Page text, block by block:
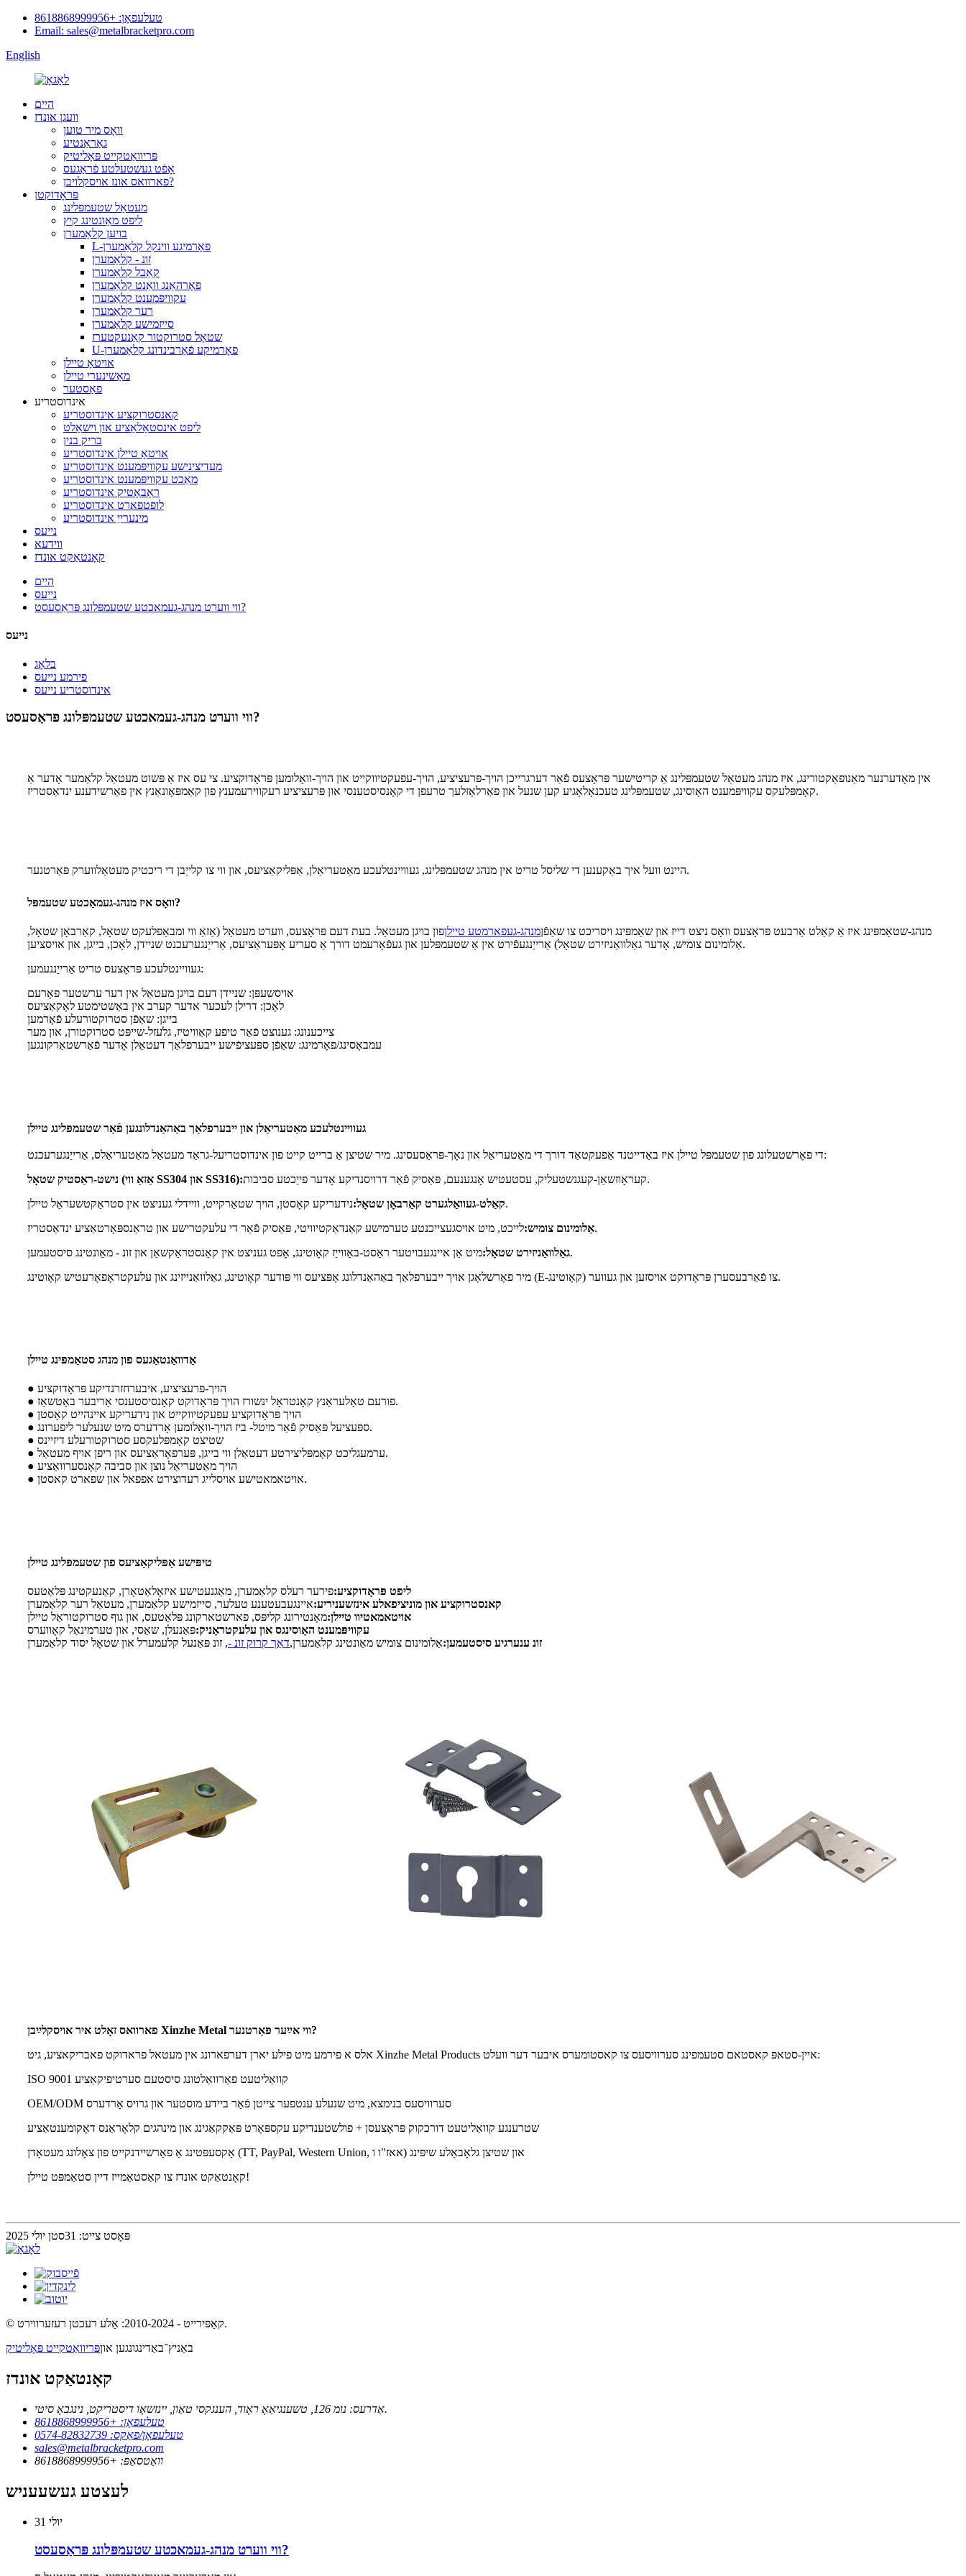
טעלעפאָן: +8618868999956
Email: sales@metalbracketpro.com
English
היים
וועגן אונדז
וואָס מיר טוען
גאַראַנטיע
פּריוואַטקייט פּאָליטיק
אָפֿט געשטעלטע פֿראַגעס
פארוואס אונז אויסקלויבן?
פּראָדוקטן
מעטאַל שטעמפּלינג
ליפט מאַונטינג קיץ
בויען קלאַמערן
L-פאָרמיגע ווינקל קלאַמערן
זונ - קלאַמערן
קאַבל קלאַמערן
פאָרהאַנג וואַנט קלאַמערן
עקוויפּמענט קלאַמערן
רער קלאַמערן
סייזמישע קלאַמערן
שטאָל סטרוקטור קאַנעקטערז
U-פאָרמיקע פֿאַרבינדונג קלאַמערן
אויטאָ טיילן
מאַשינערי טיילן
פאַסטער
אינדוסטריע
קאנסטרוקציע אינדוסטריע
ליפט אינסטאַלאַציע און וישאַלט
בריק בנין
אויטאָ טיילן אינדוסטריע
מעדיצינישע עקוויפּמענט אינדוסטריע
מאַכט עקוויפּמענט אינדוסטריע
ראָבאָטיק אינדוסטריע
לופטפארט אינדוסטריע
מינערייַ אינדוסטריע
נייעס
ווידעא
קאָנטאַקט אונדז
היים
נייעס
ווי ווערט מנהג-געמאכטע שטעמפּלונג פּראַסעסט?
נייעס
בלאָג
פירמע נייעס
אינדוסטריע נייעס
ווי ווערט מנהג-געמאכטע שטעמפּלונג פּראַסעסט?
אין מאָדערנער מאַנופאַקטורינג, איז מנהג מעטאַל שטעמפּלינג אַ קריטישער פּראָצעס פֿאַר דערגרייכן הויך-פּרעציציע, הויך-עפעקטיווקייט און הויך-וואָלומען פּראָדוקציע. צי עס איז אַ פּשוט מעטאַל קלאַמער אָדער אַ
קאָמפּלעקס עקוויפּמענט האָוסינג, שטעמפּלינג טעכנאָלאָגיע קען שנעל און פאַרלאָזלעך טרעפן די קאָנסיסטענסי און פּרעציציע רעקווירעמענץ פון קאַמפּאָונאַנץ אין פאַרשידענע ינדאַסטריז.
היינט וועל איך באַקענען די שליסל טריט אין מנהג שטעמפּלינג, געוויינטלעכע מאַטעריאַלן, אַפּליקאַציעס, און ווי צו קלייַבן די ריכטיק מעטאַלווערק פּאַרטנער.
וואָס איז מנהג-געמאַכטע שטעמפּל?
מנהג-שטאַמפּינג איז אַ קאַלט אַרבעט פּראָצעס וואָס ניצט דייז און שאַמפּינג ויסריכט צו שאַפֿןמנהג-געפארמטע טיילןפון בויגן מעטאַל. בעת דעם פּראָצעס, ווערט מעטאַל (אַזאַ ווי ומבאַפלעקט שטאָל, קאַרבאָן שטאָל,
אַלומינום צומיש, אָדער גאַלוואַניזירט שטאָל) אַרייַנגעפֿירט אין אַ שטעמפּלען און געפֿאָרעמט דורך אַ סעריע אָפּעראַציעס, אַרייַנגערעכנט שניידן, לאָכן, בייגן, און אויסציען.
געוויינטלעכע פּראָצעס טריט אַרייַננעמען:
אויסשעפּן: שניידן דעם בויגן מעטאַל אין דער ערשטער פאָרעם
לאָכן: דרילן לעכער אדער קערב אין באַשטימטע לאָקאַציעס
בייגן: שאַפֿן סטרוקטורעלע פֿאָרמען
צייכענונג: גענוצט פֿאַר טיפע קאַוויטיז, גלעזל-שייפּט סטרוקטורן, און מער
עמבאָסינג/פאָרמינג: שאַפֿן ספּעציפֿישע ייבערפלאַך דעטאַלן אָדער פֿאַרשטאַרקונגען
געוויינטלעכע מאַטעריאַלן און ייבערפלאַך באַהאַנדלונגען פֿאַר שטעמפּלינג טיילן
די פאָרשטעלונג פון שטעמפּל טיילן איז באַדייטנד אַפעקטאַד דורך די מאַטעריאַל און נאָך-פּראַסעסינג. מיר שטיצן אַ ברייט קייט פון אינדוסטריעל-גראַד מעטאַל מאַטעריאַלס, אַרייַנגערעכנט:
נישט-ראַסטיק שטאָל (אַזאַ ווי SS304 און SS316):
קעראָוזשאַן-קעגנשטעליק, עסטעטיש אָנגענעם, פּאַסיק פֿאַר דרויסנדיקע אָדער פייַכטע סביבות.
קאַלט-געוואַלגערט קאַרבאָן שטאָל:נידעריקע קאָסטן, הויך שטאַרקייט, וויידלי געניצט אין סטראַקטשעראַל טיילן.
אַלומינום צומיש:לייכט, מיט אויסגעצייכנטע טערמישע קאַנדאַקטיוויטי, פּאַסיק פֿאַר די עלעקטרישע און טראַנספּאָרטאַציע ינדאַסטריז.
גאַלוואַניזירט שטאָל:מיט אַן איינגעבויטער ראַסט-באַווייַז קאָוטינג, אָפט געניצט אין קאַנסטראַקשאַן און זונ - מאַונטינג סיסטעמען.
מיר פאָרשלאָגן אויך ייבערפלאַך באַהאַנדלונג אָפּציעס ווי פּודער קאָוטינג, גאַלוואַנייזינג און עלעקטראָפאָרעטיש קאָוטינג (E-קאָוטינג) צו פֿאַרבעסערן פּראָדוקט אויסזען און געווער.
אַדוואַנטאַגעס פון מנהג סטאַמפּינג טיילן
● הויך-פּרעציציע, איבערחזרנדיקע פּראָדוקציע
● פורעם טאָלעראַנץ קאָנטראָל ינשורז הויך פּראָדוקט קאָנסיסטענסי אַריבער באַטשאַז.
● הויך פּראָדוקציע עפעקטיווקייט און נידעריקע איינהייט קאָסטן
● ספּעציעל פּאַסיק פֿאַר מיטל- ביז הויך-וואָלומען אָרדערס מיט שנעלער ליפערונג.
● שטיצט קאָמפּלעקסע סטרוקטורעלע דיזיינס
● ערמעגליכט קאָמפּליצירטע דעטאַלן ווי בייגן, פּערפאָראַציעס און ריפן אויף מעטאַל.
● הויך מאַטעריאַל נוצן און סביבה קאָנסערוואַציע
● אויטאמאטישע אויסלייג רעדוצירט אפפאל און שפארט קאסטן.
טיפּישע אַפּליקאַציעס פון שטעמפּלינג טיילן
ליפט פּראָדוקציע:פירער רעלס קלאַמערן, מאַגנעטישע איזאָלאַטאָרן, קאַנעקטינג פּלאַטעס
קאנסטרוקציע און מוניציפאלע אינזשעניריע:איינגעבעטענע טעלער, סייזמישע קלאַמערן, מעטאַל רער קלאַמערן
אויטאמאטיוו טיילן:מאָנטירונג קליפּס, פארשטארקונג פּלאַטעס, און גוף סטרוקטוראַל טיילן
עקוויפּמענט האָוסינגס און עלעקטראָניק:פּאַנעלן, שאַסי, און טערמינאַל קאָווערס
זונ ענערגיע סיסטעמען:אַלומינום צומיש מאַונטינג קלאַמערן,דאַך קרוק זונ -, זונ פּאַנעל קלעמערל און שטאָל יסוד קלאַמערן
פארוואס זאָלט איר אויסקלײַבן Xinzhe Metal ווי אײַער פּאַרטנער?
אלס א פירמע מיט פילע יארן דערפארונג אין מעטאל פראדוקט פאבריקאציע, גיט Xinzhe Metal Products איין-סטאפּ קאסטאם סטעמפינג סערוויסעס צו קאסטומערס איבער דער וועלט:
ISO 9001 קוואַליטעט פאַרוואַלטונג סיסטעם סערטיפיקאַציע
OEM/ODM סערוויסעס בנימצא, מיט שנעלע ענטפער צייטן פֿאַר ביידע מוסטער און גרויס אָרדערס
שטרענגע קוואַליטעט דורכקוק פּראָצעסן + פולשטענדיקע עקספּאָרט פּאַקקאַגינג און מינהגים קלאָראַנס דאָקומענטאַציע
אַקסעפּטינג אַ פאַרשיידנקייט פון צאָלונג מעטאָדן (TT, PayPal, Western Union, אאז"ו ו) און שטיצן גלאָבאַלע שיפּינג
קאָנטאַקט אונדז צו קאַסטאַמייז דיין סטאַמפּט טיילן!
פּאָסט צייט: 31סטן יולי 2025
© קאַפּירייט - 2010-2024: אַלע רעכטן רעזערווירט.
באַניץ־באַדינגונגען אוןפּריוואַטקייט פּאָליטיק
קאָנטאַקט אונדז
אַדרעס: נומ 126, טשענגיאַאָ ראָוד, הענגקסי טאַון, יינזשאָו דיסטריקט, נינגבאָ סיטי.
טעלעפאָן: +8618868999956
טעלעפאָן/פאַקס: 0574-82832739
sales@metalbracketpro.com
וואַטסאַפּ: +8618868999956
לעצטע געשעעניש
יולי 31
ווי ווערט מנהג-געמאכטע שטעמפּלונג פּראַסעסט?